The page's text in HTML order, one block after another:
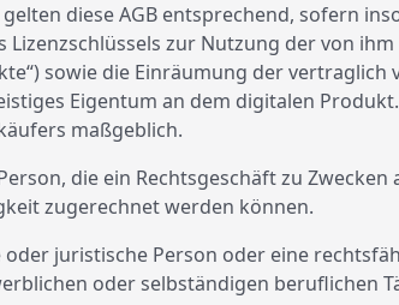
diese AGB entsprechend, sofern
zur Nutzung der von
sowie die Einräumung der
Eigentum an dem digitalen
maßgeblich.
die ein Rechtsgeschäft zu
zugerechnet werden können.
juristische Person oder eine
oder selbständigen beruflichen